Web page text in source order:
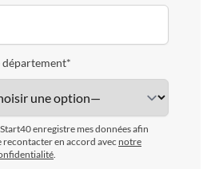
département*
enregistre mes données afin
recontacter en accord avec notre
.